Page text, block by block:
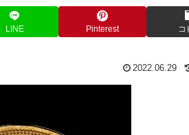
LINE Pinterest コ
2022.06.29